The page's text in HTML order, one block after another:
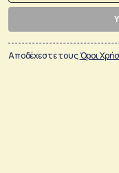
Αποδέχεστε τουςΌροι